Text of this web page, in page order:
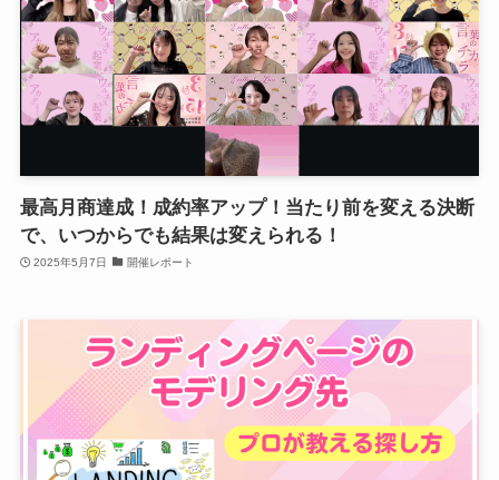
最高月商達成！成約率アップ！当たり前を変える決断
で、いつからでも結果は変えられる！
2025年5月7日 開催レポート